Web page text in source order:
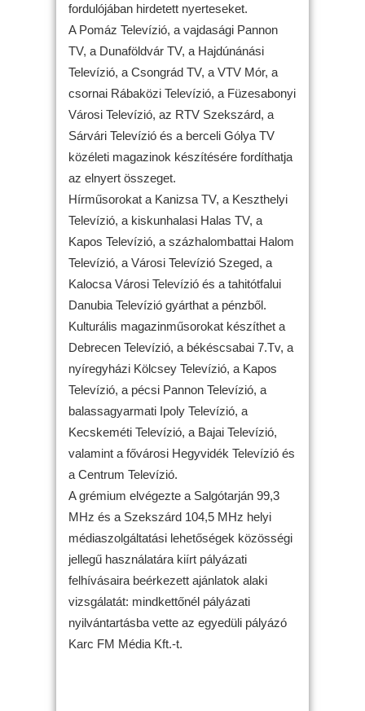
fordulójában hirdetett nyerteseket.
A Pomáz Televízió, a vajdasági Pannon
TV, a Dunaföldvár TV, a Hajdúnánási
Televízió, a Csongrád TV, a VTV Mór, a
csornai Rábaközi Televízió, a Füzesabonyi
Városi Televízió, az RTV Szekszárd, a
Sárvári Televízió és a berceli Gólya TV
közéleti magazinok készítésére fordíthatja
az elnyert összeget.
Hírműsorokat a Kanizsa TV, a Keszthelyi
Televízió, a kiskunhalasi Halas TV, a
Kapos Televízió, a százhalombattai Halom
Televízió, a Városi Televízió Szeged, a
Kalocsa Városi Televízió és a tahitótfalui
Danubia Televízió gyárthat a pénzből.
Kulturális magazinműsorokat készíthet a
Debrecen Televízió, a békéscsabai 7.Tv, a
nyíregyházi Kölcsey Televízió, a Kapos
Televízió, a pécsi Pannon Televízió, a
balassagyarmati Ipoly Televízió, a
Kecskeméti Televízió, a Bajai Televízió,
valamint a fővárosi Hegyvidék Televízió és
a Centrum Televízió.
A grémium elvégezte a Salgótarján 99,3
MHz és a Szekszárd 104,5 MHz helyi
médiaszolgáltatási lehetőségek közösségi
jellegű használatára kiírt pályázati
felhívásaira beérkezett ajánlatok alaki
vizsgálatát: mindkettőnél pályázati
nyilvántartásba vette az egyedüli pályázó
Karc FM Média Kft.-t.